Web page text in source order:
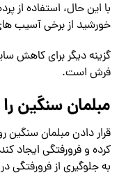
با این حال، استفاده از
خورشید از برخی آسیب
گزینه دیگر برای کاهش
فرش است.
مبلمان سنگین
قرار دادن مبلمان
کرده و فرورفتگی ایجاد
به جلوگیری از